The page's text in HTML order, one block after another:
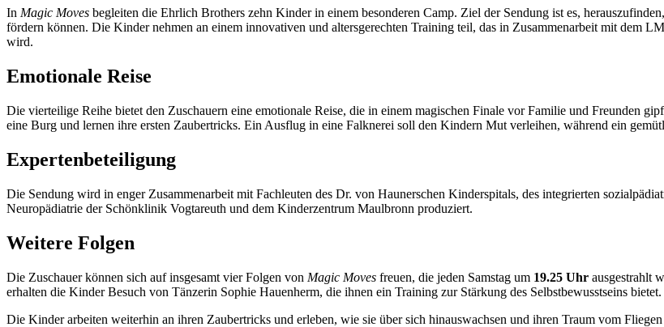
In Magic Moves begleiten die Ehrlich Brothers zehn Kinder in einem besonderen Camp. Ziel der Sendung ist es,
fördern können. Die Kinder nehmen an einem innovativen und altersgerechten Training teil, das in Zusammenarbeit mit dem
wird.
Emotionale Reise
Die vierteilige Reihe bietet den Zuschauern eine emotionale Reise, die in einem magischen Finale vor Familie und Freunden
eine Burg und lernen ihre ersten Zaubertricks. Ein Ausflug in eine Falknerei soll den Kindern Mut verleihen, während ein
Expertenbeteiligung
Die Sendung wird in enger Zusammenarbeit mit Fachleuten des Dr. von Haunerschen Kinderspitals, des integrierten
Neuropädiatrie der Schönklinik Vogtareuth und dem Kinderzentrum Maulbronn produziert.
Weitere Folgen
Die Zuschauer können sich auf insgesamt vier Folgen von Magic Moves freuen, die jeden Samstag um 19.25 Uhr ausgestrahlt
erhalten die Kinder Besuch von Tänzerin Sophie Hauenherm, die ihnen ein Training zur Stärkung des Selbstbewusstseins bietet.
Die Kinder arbeiten weiterhin an ihren Zaubertricks und erleben, wie sie über sich hinauswachsen und ihren Traum vom